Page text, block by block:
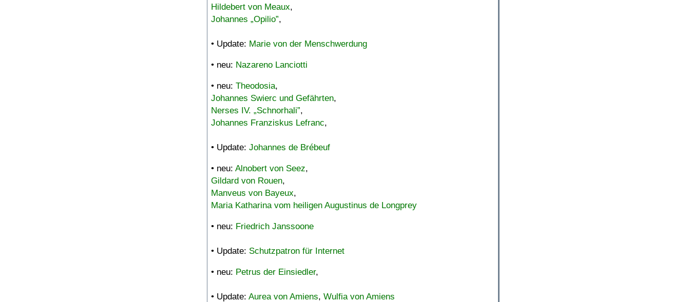
Hildebert von Meaux,
Johannes „Opilio”,
• Update: Marie von der Menschwerdung
• neu: Nazareno Lanciotti
• neu: Theodosia,
Johannes Swierc und Gefährten,
Nerses IV. „Schnorhali”,
Johannes Franziskus Lefranc,
• Update: Johannes de Brébeuf
• neu: Alnobert von Seez,
Gildard von Rouen,
Manveus von Bayeux,
Maria Katharina vom heiligen Augustinus de Longprey
• neu: Friedrich Janssoone
• Update: Schutzpatron für Internet
• neu: Petrus der Einsiedler,
• Update: Aurea von Amiens, Wulfia von Amiens